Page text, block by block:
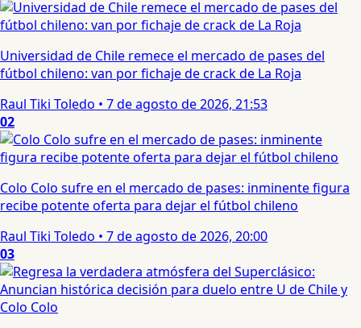
Universidad de Chile remece el mercado de pases del
fútbol chileno: van por fichaje de crack de La Roja
Raul Tiki Toledo • 7 de agosto de 2026, 21:53
02
Colo Colo sufre en el mercado de pases: inminente figura
recibe potente oferta para dejar el fútbol chileno
Raul Tiki Toledo • 7 de agosto de 2026, 20:00
03